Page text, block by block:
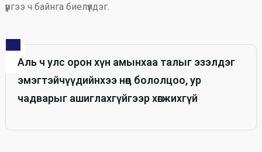
үүргээ ч байнга биелүүлдэг.
Аль ч улс орон хүн амынхаа талыг эзэлдэг
эмэгтэйчүүдийнхээ нөөц бололцоо, ур
чадварыг ашиглахгүйгээр хөгжихгүй